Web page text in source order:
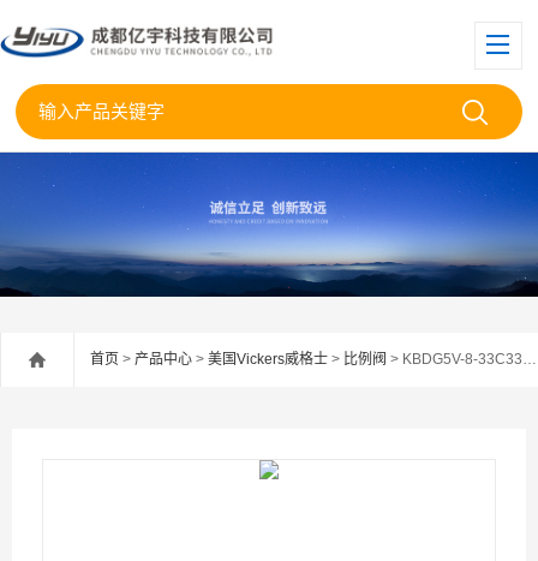
首页 > 产品中心 > 美国Vickers威格士 > 比例阀 > KBDG5V-8-33C330N-T-M2-PE7威格士比例阀KBDG5V-8-33C330N库存当天发货